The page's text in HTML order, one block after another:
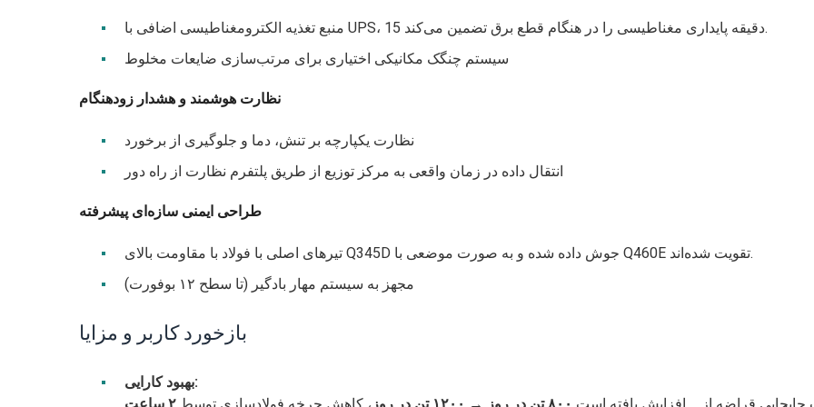
منبع تغذیه الکترومغناطیسی اضافی با UPS، 15 دقیقه پایداری مغناطیسی را در هنگام قطع برق تضمین می‌کند.
سیستم چنگک مکانیکی اختیاری برای مرتب‌سازی ضایعات مخلوط
نظارت هوشمند و هشدار زودهنگام
نظارت یکپارچه بر تنش، دما و جلوگیری از برخورد
انتقال داده در زمان واقعی به مرکز توزیع از طریق پلتفرم نظارت از راه دور
طراحی ایمنی سازه‌ای پیشرفته
تیرهای اصلی با فولاد با مقاومت بالای Q345D جوش داده شده و به صورت موضعی با Q460E تقویت شده‌اند.
مجهز به سیستم مهار بادگیر (تا سطح ۱۲ بوفورت)
بازخورد کاربر و مزایا
بهبود کارایی: